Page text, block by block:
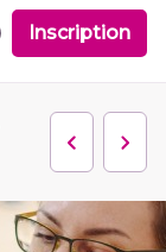
Inscription